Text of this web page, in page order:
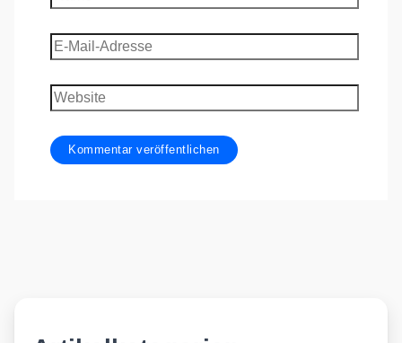
E-
Mail-
Adresse
Website